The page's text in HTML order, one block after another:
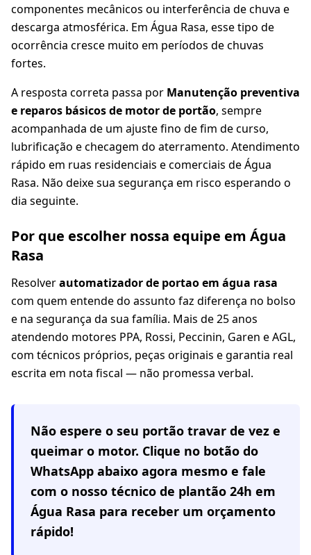
componentes mecânicos ou interferência de chuva e
descarga atmosférica. Em Água Rasa, esse tipo de
ocorrência cresce muito em períodos de chuvas
fortes.
A resposta correta passa por Manutenção preventiva
e reparos básicos de motor de portão, sempre
acompanhada de um ajuste fino de fim de curso,
lubrificação e checagem do aterramento. Atendimento
rápido em ruas residenciais e comerciais de Água
Rasa. Não deixe sua segurança em risco esperando o
dia seguinte.
Por que escolher nossa equipe em Água
Rasa
Resolverautomatizador de portao em água rasa
com quem entende do assunto faz diferença no bolso
e na segurança da sua família. Mais de 25 anos
atendendo motores PPA, Rossi, Peccinin, Garen e AGL,
com técnicos próprios, peças originais e garantia real
escrita em nota fiscal — não promessa verbal.
Não espere o seu portão travar de vez e
queimar o motor. Clique no botão do
WhatsApp abaixo agora mesmo e fale
com o nosso técnico de plantão 24h em
Água Rasa para receber um orçamento
rápido!